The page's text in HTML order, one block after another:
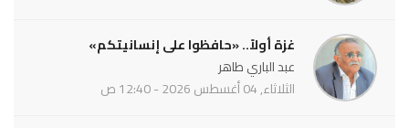
غزة أولاً.. «حافظوا على إنسانيتكم»
عبد الباري طاهر
الثلاثاء, 04 أغسطس 2026 - 12:40 ص